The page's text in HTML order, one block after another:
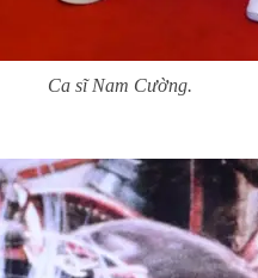
Ca sĩ Nam Cường.